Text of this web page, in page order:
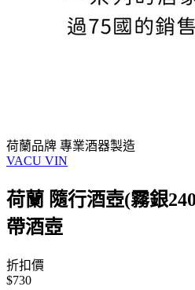
荷蘭品牌 專業酒器製造
VACU VIN
荷蘭 隨行酒壺(霧銀
帶酒壺
折扣價
$730